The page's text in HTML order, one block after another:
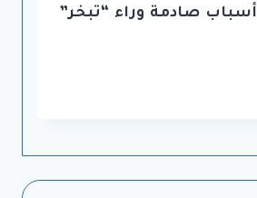
لساعات؟ 4 أسباب صادمة وراء “تبخر”